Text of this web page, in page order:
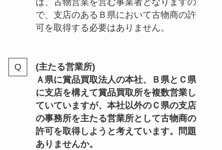
で、支店のあるＢ県において古物商の許
可を取得する必要はありません。
(主たる営業所)
Ａ県に賞品買取法人の本社、Ｂ県とＣ県
に支店を構えて賞品買取所を複数営業し
ていていますが、本社以外のＣ県の支店
の事務所を主たる営業所として古物商の
許可を取得しようと考えています。問題
ありませんか。